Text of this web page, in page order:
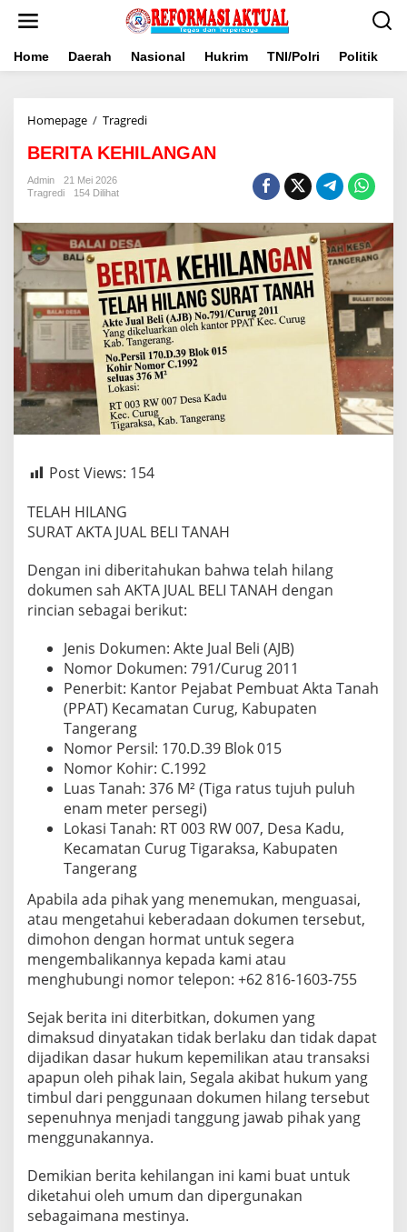
Home Daerah Nasional Hukrim TNI/Polri Politik
Homepage / TragrediBERITA
BERITA KEHILANGAN
Admin
21 Mei 2026
Tragredi
154 Dilihat
Post Views: 154
TELAH HILANG
SURAT AKTA JUAL BELI TANAH
Dengan ini diberitahukan bahwa telah hilang
dokumen sah AKTA JUAL BELI TANAH dengan
rincian sebagai berikut:
Jenis Dokumen: Akte Jual Beli (AJB)
Nomor Dokumen: 791/Curug 2011
Penerbit: Kantor Pejabat Pembuat Akta Tanah
(PPAT) Kecamatan Curug, Kabupaten
Tangerang
Nomor Persil: 170.D.39 Blok 015
Nomor Kohir: C.1992
Luas Tanah: 376 M² (Tiga ratus tujuh puluh
enam meter persegi)
Lokasi Tanah: RT 003 RW 007, Desa Kadu,
Kecamatan Curug Tigaraksa, Kabupaten
Tangerang
Apabila ada pihak yang menemukan, menguasai,
atau mengetahui keberadaan dokumen tersebut,
dimohon dengan hormat untuk segera
mengembalikannya kepada kami atau
menghubungi nomor telepon: +62 816-1603-755
Sejak berita ini diterbitkan, dokumen yang
dimaksud dinyatakan tidak berlaku dan tidak dapat
dijadikan dasar hukum kepemilikan atau transaksi
apapun oleh pihak lain, Segala akibat hukum yang
timbul dari penggunaan dokumen hilang tersebut
sepenuhnya menjadi tanggung jawab pihak yang
menggunakannya.
Demikian berita kehilangan ini kami buat untuk
diketahui oleh umum dan dipergunakan
sebagaimana mestinya.